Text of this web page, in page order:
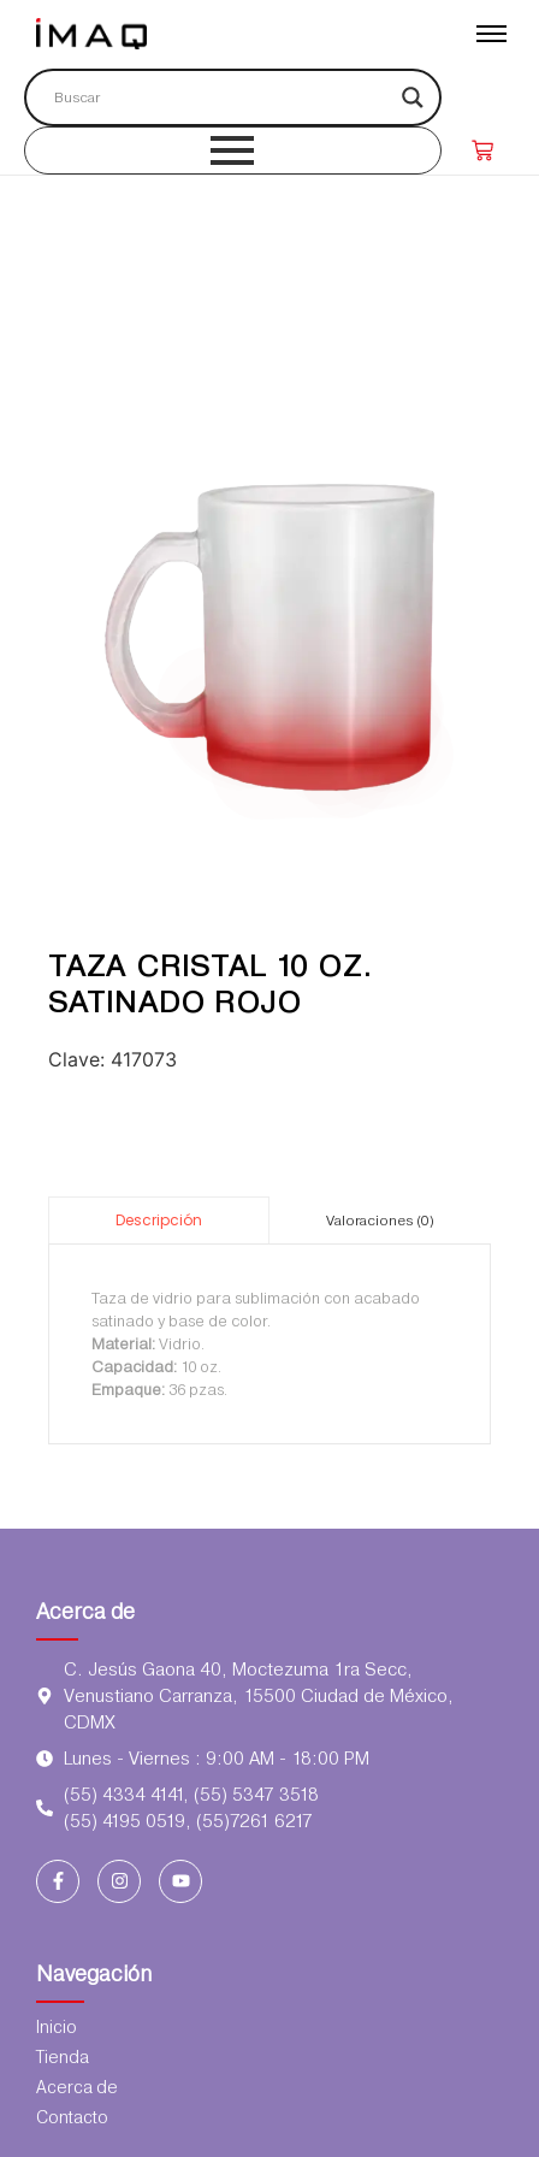
TAZA CRISTAL 10 OZ.
SATINADO ROJO
Clave: 417073
Descripción Valoraciones (0)
Taza de vidrio para sublimación con acabado
satinado y base de color.
Material: Vidrio.
Capacidad: 10 oz.
Empaque: 36 pzas.
Acerca de
C. Jesús Gaona 40, Moctezuma 1ra Secc,
Venustiano Carranza, 15500 Ciudad de México,
CDMX
Lunes - Viernes : 9:00 AM - 18:00 PM
(55) 4334 4141, (55) 5347 3518
(55) 4195 0519, (55)7261 6217
Navegación
Inicio
Tienda
Acerca de
Contacto